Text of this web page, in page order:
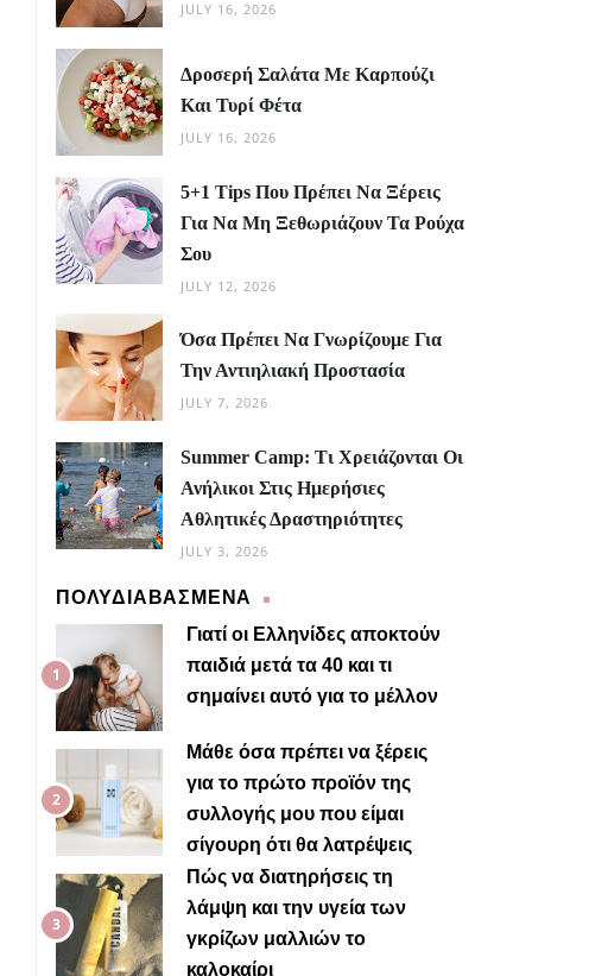
JULY 16, 2026
Δροσερή Σαλάτα Με Καρπούζι
Και Τυρί Φέτα
JULY 16, 2026
5+1 Tips Που Πρέπει Να Ξέρεις
Για Να Μη Ξεθωριάζουν Τα Ρούχα
Σου
JULY 12, 2026
Όσα Πρέπει Να Γνωρίζουμε Για
Την Αντιηλιακή Προστασία
JULY 7, 2026
Summer Camp: Τι Χρειάζονται Οι
Ανήλικοι Στις Ημερήσιες
Αθλητικές Δραστηριότητες
JULY 3, 2026
ΠΟΛΥΔΙΑΒΑΣΜΕΝΑ
Γιατί οι Ελληνίδες αποκτούν
παιδιά μετά τα 40 και τι
σημαίνει αυτό για το μέλλον
Μάθε όσα πρέπει να ξέρεις
για το πρώτο προϊόν της
συλλογής μου που είμαι
σίγουρη ότι θα λατρέψεις
Πώς να διατηρήσεις τη
λάμψη και την υγεία των
γκρίζων μαλλιών το
καλοκαίρι